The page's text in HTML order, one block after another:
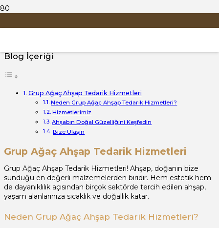
Blog İçeriği
Grup Ağaç Ahşap Tedarik Hizmetleri
Neden Grup Ağaç Ahşap Tedarik Hizmetleri?
Hizmetlerimiz
Ahşabın Doğal Güzelliğini Keşfedin
Bize Ulaşın
Grup Ağaç Ahşap Tedarik Hizmetleri
Grup Ağaç Ahşap Tedarik Hizmetleri! Ahşap, doğanın bize
sunduğu en değerli malzemelerden biridir. Hem estetik hem
de dayanıklılık açısından birçok sektörde tercih edilen ahşap,
yaşam alanlarınıza sıcaklık ve doğallık katar.
Neden Grup Ağaç Ahşap Tedarik Hizmetleri?